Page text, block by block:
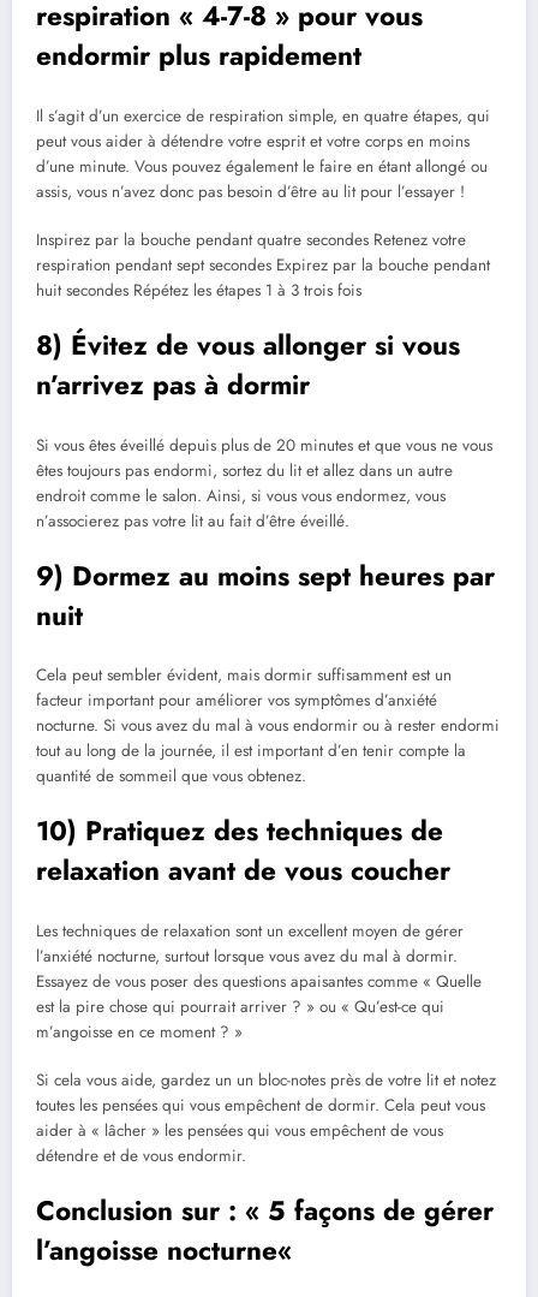
respiration « 4-7-8 » pour vous
endormir plus rapidement
Il s’agit d’un exercice de respiration simple, en quatre étapes, qui
peut vous aider à détendre votre esprit et votre corps en moins
d’une minute. Vous pouvez également le faire en étant allongé ou
assis, vous n’avez donc pas besoin d’être au lit pour l’essayer !
Inspirez par la bouche pendant quatre secondes Retenez votre
respiration pendant sept secondes Expirez par la bouche pendant
huit secondes Répétez les étapes 1 à 3 trois fois
8) Évitez de vous allonger si vous
n’arrivez pas à dormir
Si vous êtes éveillé depuis plus de 20 minutes et que vous ne vous
êtes toujours pas endormi, sortez du lit et allez dans un autre
endroit comme le salon. Ainsi, si vous vous endormez, vous
n’associerez pas votre lit au fait d’être éveillé.
9) Dormez au moins sept heures par
nuit
Cela peut sembler évident, mais dormir suffisamment est un
facteur important pour améliorer vos symptômes d’anxiété
nocturne. Si vous avez du mal à vous endormir ou à rester endormi
tout au long de la journée, il est important d’en tenir compte la
quantité de sommeil que vous obtenez.
10) Pratiquez des techniques de
relaxation avant de vous coucher
Les techniques de relaxation sont un excellent moyen de gérer
l’anxiété nocturne, surtout lorsque vous avez du mal à dormir.
Essayez de vous poser des questions apaisantes comme « Quelle
est la pire chose qui pourrait arriver ? » ou « Qu’est-ce qui
m’angoisse en ce moment ? »
Si cela vous aide, gardez un un bloc-notes près de votre lit et notez
toutes les pensées qui vous empêchent de dormir. Cela peut vous
aider à « lâcher » les pensées qui vous empêchent de vous
détendre et de vous endormir.
Conclusion sur : « 5 façons de gérer
l’angoisse nocturne«